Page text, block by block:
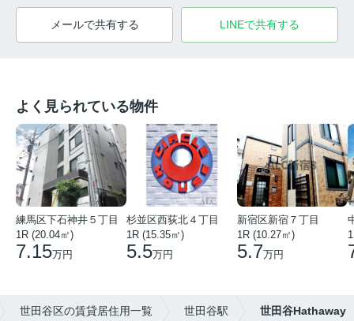
メールで共有する LINEで共有する
よく見られている物件
練馬区下石神井５丁目
1R (20.04㎡)
7.15万円
杉並区西荻北４丁目
1R (15.35㎡)
5.5万円
新宿区新宿７丁目
1R (10.27㎡)
5.7万円
世田谷区の賃貸居住用一覧 世田谷駅 世田谷Hathaway